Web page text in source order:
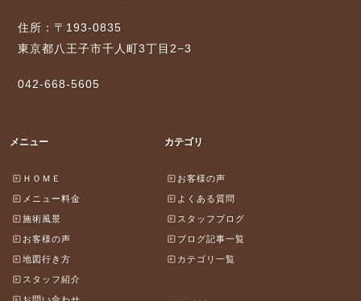
住所：〒193-0835
東京都八王子市千人町3丁目2−3
042-668-5605
メニュー
ＨＯＭＥ
メニュー料金
施術風景
お客様の声
地図行き方
スタッフ紹介
カテゴリ
お客様の声
よくある質問
スタッフブログ
ブログ記事一覧
カテゴリ一覧